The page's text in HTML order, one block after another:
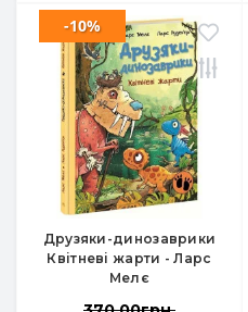
Друзяки-динозаврики
Квітневі жарти - Ларс
Мелє
-10%